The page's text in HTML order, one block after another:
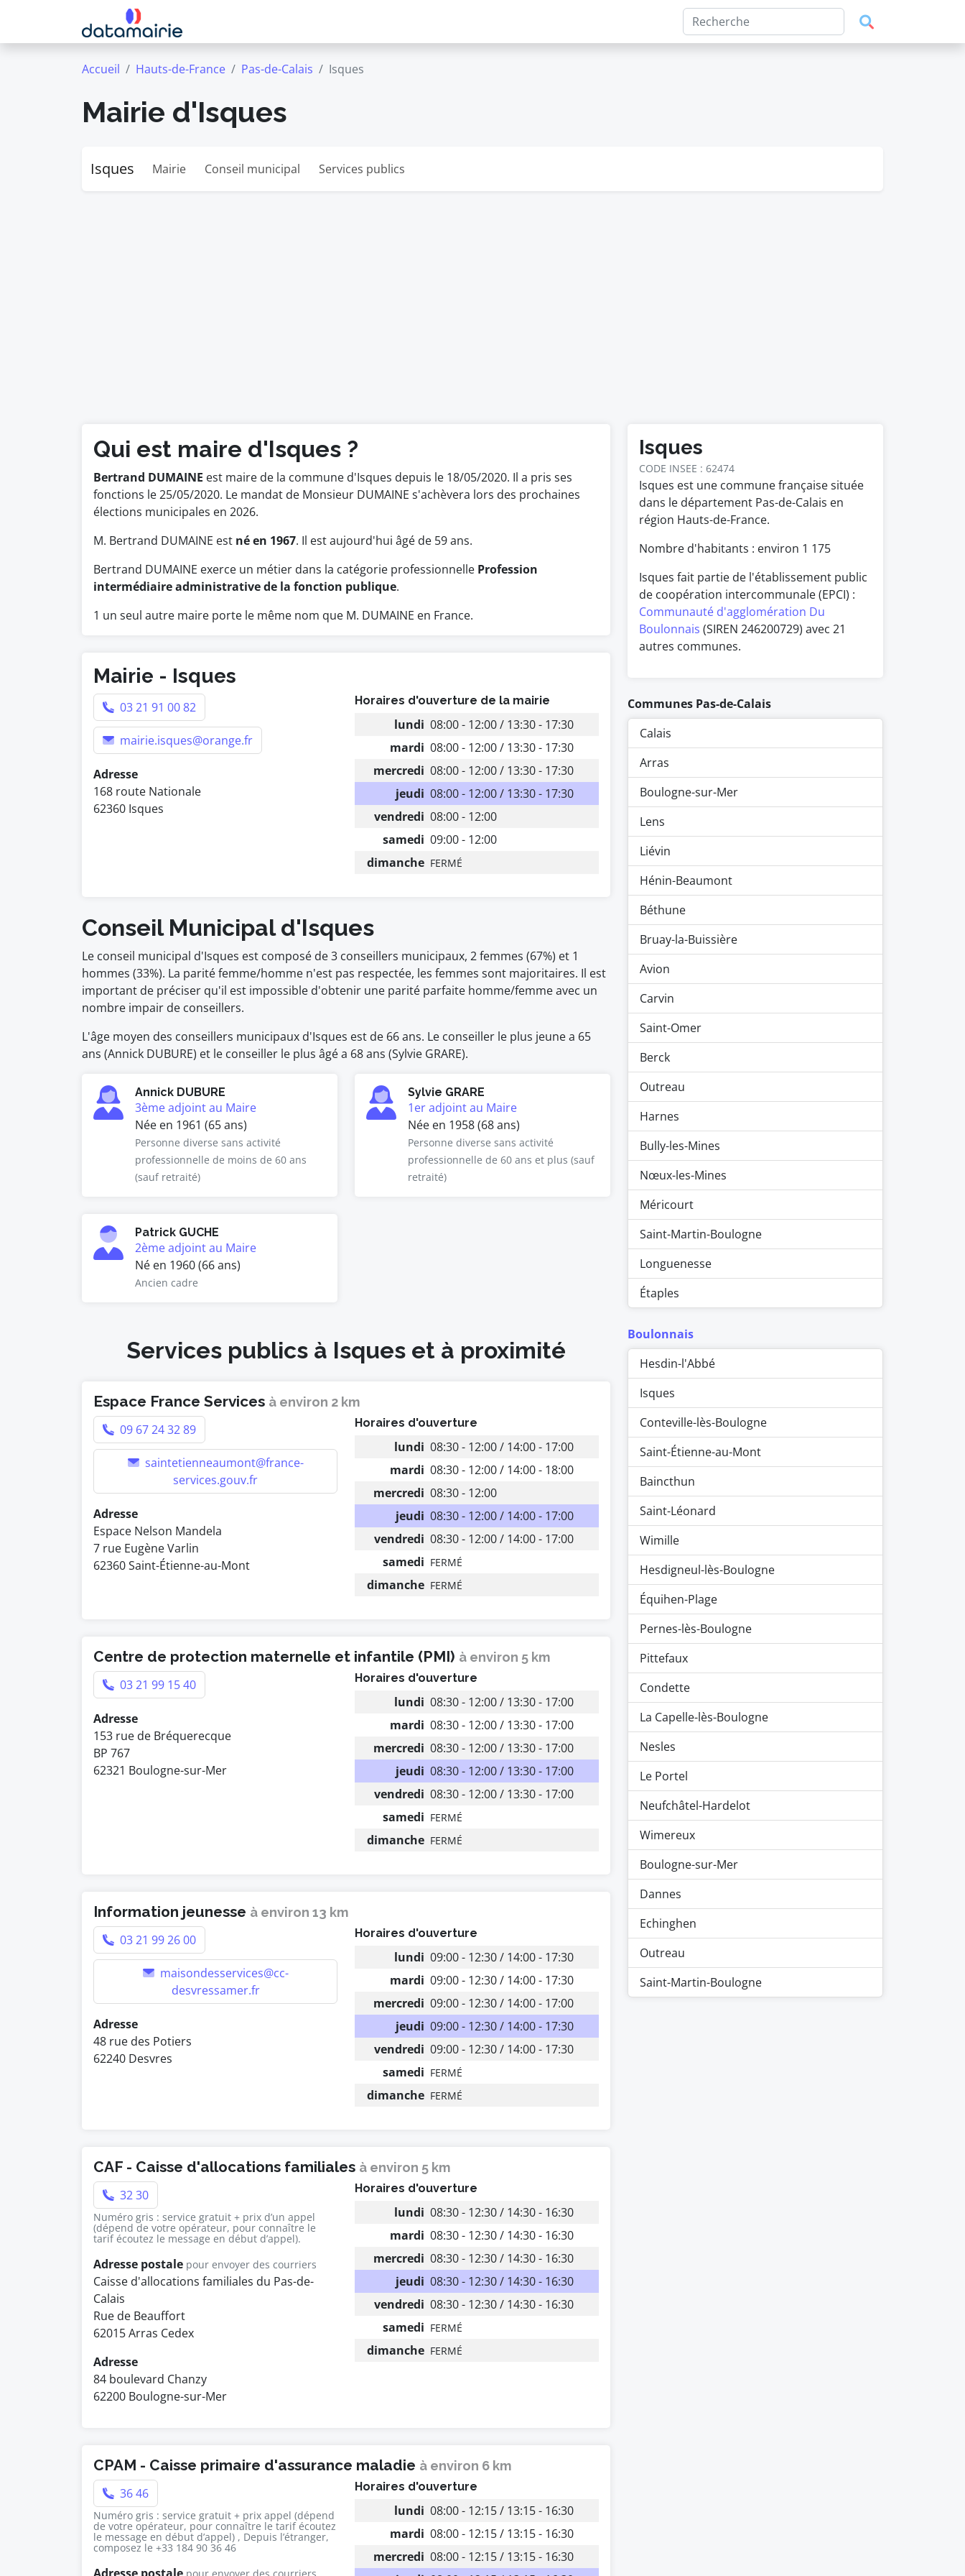
Accueil Hauts-de-France Pas-de-Calais Isques
Mairie d'Isques
Isques Mairie Conseil municipal Services publics
Qui est maire d'Isques ?
Bertrand DUMAINE est maire de la commune d'Isques depuis le 18/05/2020. Il a pris ses
fonctions le 25/05/2020. Le mandat de Monsieur DUMAINE s'achèvera lors des prochaines
élections municipales en 2026.
M. Bertrand DUMAINE est né en 1967. Il est aujourd'hui âgé de 59 ans.
Bertrand DUMAINE exerce un métier dans la catégorie professionnelle Profession
intermédiaire administrative de la fonction publique.
1 un seul autre maire porte le même nom que M. DUMAINE en France.
Mairie - Isques
03 21 91 00 82
mairie.isques@orange.fr
Adresse
168 route Nationale
62360 Isques
Horaires d'ouverture de la mairie
lundi 08:00 - 12:00 / 13:30 - 17:30
mardi 08:00 - 12:00 / 13:30 - 17:30
mercredi 08:00 - 12:00 / 13:30 - 17:30
jeudi 08:00 - 12:00 / 13:30 - 17:30
vendredi 08:00 - 12:00
samedi 09:00 - 12:00
dimanche FERMÉ
Conseil Municipal d'Isques
Le conseil municipal d'Isques est composé de 3 conseillers municipaux, 2 femmes (67%) et 1
hommes (33%). La parité femme/homme n'est pas respectée, les femmes sont majoritaires. Il est
important de préciser qu'il est impossible d'obtenir une parité parfaite homme/femme avec un
nombre impair de conseillers.
L'âge moyen des conseillers municipaux d'Isques est de 66 ans. Le conseiller le plus jeune a 65
ans (Annick DUBURE) et le conseiller le plus âgé a 68 ans (Sylvie GRARE).
Annick DUBURE
3ème adjoint au Maire
Née en 1961 (65 ans)
Personne diverse sans activité
professionnelle de moins de 60 ans
(sauf retraité)
Sylvie GRARE
1er adjoint au Maire
Née en 1958 (68 ans)
Personne diverse sans activité
professionnelle de 60 ans et plus (sauf
retraité)
Patrick GUCHE
2ème adjoint au Maire
Né en 1960 (66 ans)
Ancien cadre
Services publics à Isques et à proximité
Espace France Services à environ 2 km
09 67 24 32 89
saintetienneaumont@france-
services.gouv.fr
Adresse
Espace Nelson Mandela
7 rue Eugène Varlin
62360 Saint-Étienne-au-Mont
Horaires d'ouverture
lundi 08:30 - 12:00 / 14:00 - 17:00
mardi 08:30 - 12:00 / 14:00 - 18:00
mercredi 08:30 - 12:00
jeudi 08:30 - 12:00 / 14:00 - 17:00
vendredi 08:30 - 12:00 / 14:00 - 17:00
samedi FERMÉ
dimanche FERMÉ
Centre de protection maternelle et infantile (PMI) à environ 5 km
03 21 99 15 40
Adresse
153 rue de Bréquerecque
BP 767
62321 Boulogne-sur-Mer
Horaires d'ouverture
lundi 08:30 - 12:00 / 13:30 - 17:00
mardi 08:30 - 12:00 / 13:30 - 17:00
mercredi 08:30 - 12:00 / 13:30 - 17:00
jeudi 08:30 - 12:00 / 13:30 - 17:00
vendredi 08:30 - 12:00 / 13:30 - 17:00
samedi FERMÉ
dimanche FERMÉ
Information jeunesse à environ 13 km
03 21 99 26 00
maisondesservices@cc-
desvressamer.fr
Adresse
48 rue des Potiers
62240 Desvres
Horaires d'ouverture
lundi 09:00 - 12:30 / 14:00 - 17:30
mardi 09:00 - 12:30 / 14:00 - 17:30
mercredi 09:00 - 12:30 / 14:00 - 17:00
jeudi 09:00 - 12:30 / 14:00 - 17:30
vendredi 09:00 - 12:30 / 14:00 - 17:30
samedi FERMÉ
dimanche FERMÉ
CAF - Caisse d'allocations familiales à environ 5 km
32 30
Numéro gris : service gratuit + prix d’un appel
(dépend de votre opérateur, pour connaître le
tarif écoutez le message en début d’appel).
Adresse postale pour envoyer des courriers
Caisse d'allocations familiales du Pas-de-
Calais
Rue de Beauffort
62015 Arras Cedex
Adresse
84 boulevard Chanzy
62200 Boulogne-sur-Mer
Horaires d'ouverture
lundi 08:30 - 12:30 / 14:30 - 16:30
mardi 08:30 - 12:30 / 14:30 - 16:30
mercredi 08:30 - 12:30 / 14:30 - 16:30
jeudi 08:30 - 12:30 / 14:30 - 16:30
vendredi 08:30 - 12:30 / 14:30 - 16:30
samedi FERMÉ
dimanche FERMÉ
CPAM - Caisse primaire d'assurance maladie à environ 6 km
36 46
Numéro gris : service gratuit + prix appel (dépend
de votre opérateur, pour connaître le tarif écoutez
le message en début d’appel) , Depuis l’étranger,
composez le +33 184 90 36 46
Horaires d'ouverture
lundi 08:00 - 12:15 / 13:15 - 16:30
mardi 08:00 - 12:15 / 13:15 - 16:30
mercredi 08:00 - 12:15 / 13:15 - 16:30
Isques
CODE INSEE : 62474
Isques est une commune française située
dans le département Pas-de-Calais en
région Hauts-de-France.
Nombre d'habitants : environ 1 175
Isques fait partie de l'établissement public
de coopération intercommunale (EPCI) :
Communauté d'agglomération Du
Boulonnais (SIREN 246200729) avec 21
autres communes.
Communes Pas-de-Calais
Calais
Arras
Boulogne-sur-Mer
Lens
Liévin
Hénin-Beaumont
Béthune
Bruay-la-Buissière
Avion
Carvin
Saint-Omer
Berck
Outreau
Harnes
Bully-les-Mines
Nœux-les-Mines
Méricourt
Saint-Martin-Boulogne
Longuenesse
Étaples
Boulonnais
Hesdin-l'Abbé
Isques
Conteville-lès-Boulogne
Saint-Étienne-au-Mont
Baincthun
Saint-Léonard
Wimille
Hesdigneul-lès-Boulogne
Équihen-Plage
Pernes-lès-Boulogne
Pittefaux
Condette
La Capelle-lès-Boulogne
Nesles
Le Portel
Neufchâtel-Hardelot
Wimereux
Boulogne-sur-Mer
Dannes
Echinghen
Outreau
Saint-Martin-Boulogne